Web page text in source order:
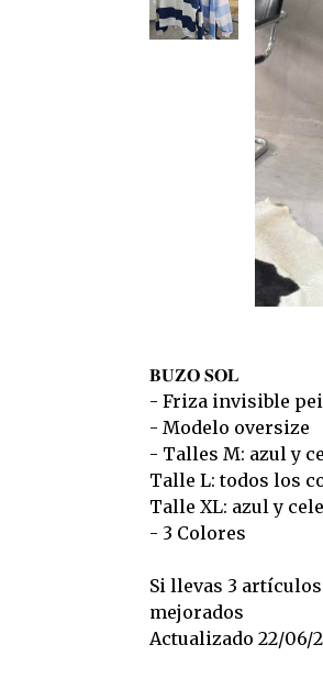
𝐁𝐔𝐙𝐎 𝐒𝐎𝐋
- Friza invisible
- Modelo oversize
- Talles M: azul y
Talle L: todos los
Talle XL: azul y
- 3 Colores
Si llevas 3
mejorados
Actualizado 22/06/